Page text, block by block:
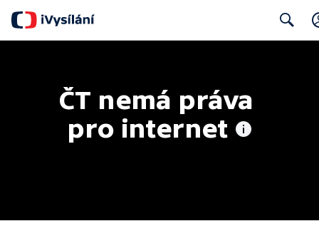
ČT nemá práva
pro internet